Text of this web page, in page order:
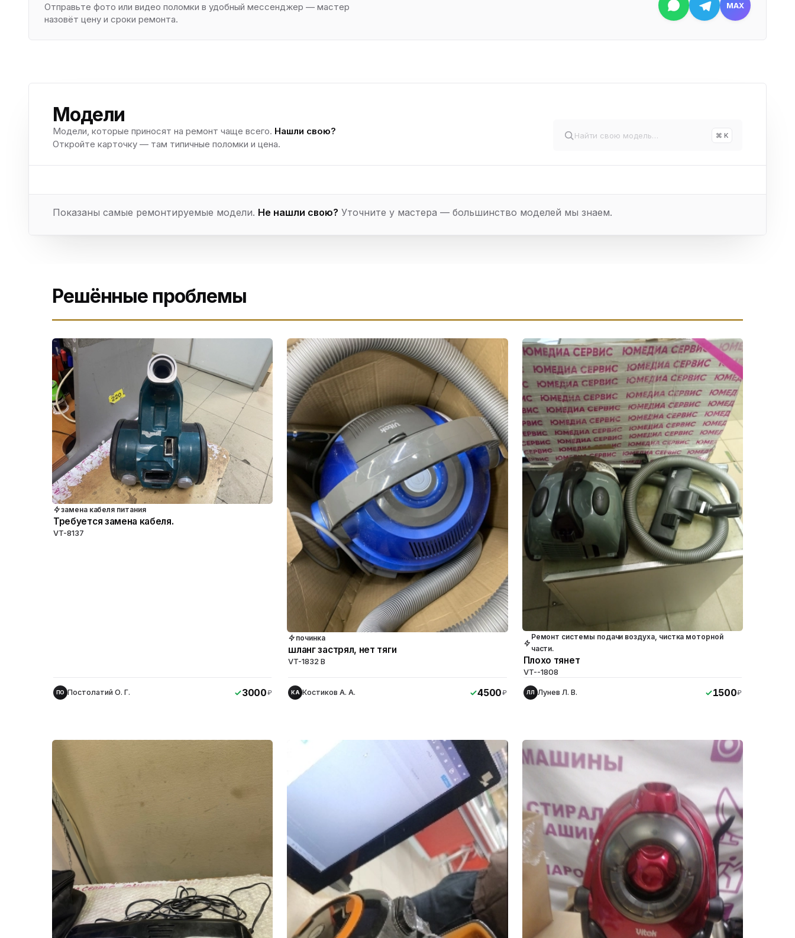
Отправьте фото или видео поломки в удобный мессенджер — мастер
назовёт цену и сроки ремонта.
MAX
Модели
Модели, которые приносят на ремонт чаще всего. Нашли свою?
Откройте карточку — там типичные поломки и цена.
⌘ K
Показаны самые ремонтируемые модели. Не нашли свою? Уточните у мастера — большинство моделей мы знаем.
Решённые проблемы
замена кабеля питания
Требуется замена кабеля.
VT-8137
ПО Постолатий О. Г. 3000₽
починка
шланг застрял, нет тяги
VT-1832 B
КА Костиков А. А. 4500₽
Ремонт системы подачи воздуха, чистка моторной
части.
Плохо тянет
VT--1808
ЛЛ Лунев Л. В. 1500₽